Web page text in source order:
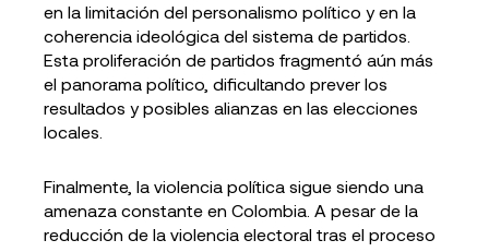
en la limitación del personalismo político y en la
coherencia ideológica del sistema de partidos.
Esta proliferación de partidos fragmentó aún más
el panorama político, dificultando prever los
resultados y posibles alianzas en las elecciones
locales.
Finalmente, la violencia política sigue siendo una
amenaza constante en Colombia. A pesar de la
reducción de la violencia electoral tras el proceso